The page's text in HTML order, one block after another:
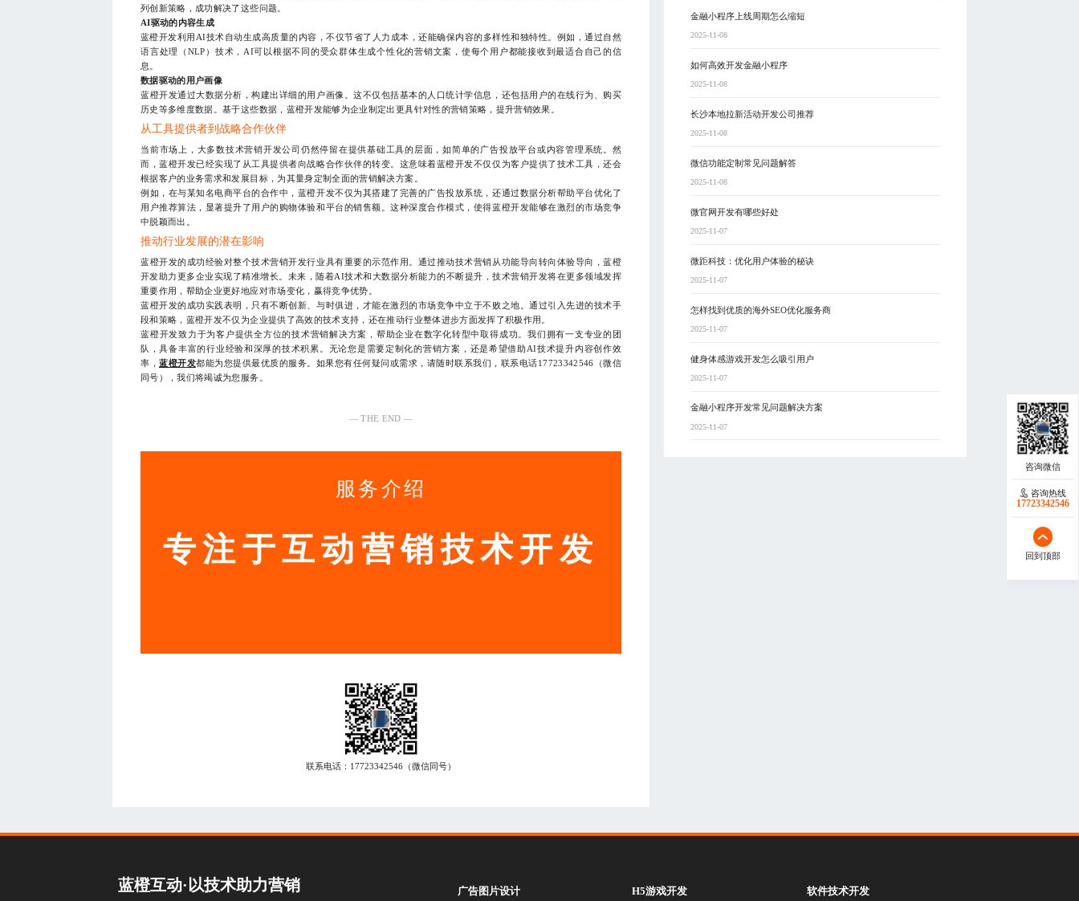
列创新策略，成功解决了这些问题。
AI驱动的内容生成
蓝橙开发利用AI技术自动生成高质量的内容，不仅节省了人力成本，还能确保内容的多样性和独特性。例如，通过自然
语言处理（NLP）技术，AI可以根据不同的受众群体生成个性化的营销文案，使每个用户都能接收到最适合自己的信
息。
数据驱动的用户画像
蓝橙开发通过大数据分析，构建出详细的用户画像。这不仅包括基本的人口统计学信息，还包括用户的在线行为、购买
历史等多维度数据。基于这些数据，蓝橙开发能够为企业制定出更具针对性的营销策略，提升营销效果。
从工具提供者到战略合作伙伴
当前市场上，大多数技术营销开发公司仍然停留在提供基础工具的层面，如简单的广告投放平台或内容管理系统。然
而，蓝橙开发已经实现了从工具提供者向战略合作伙伴的转变。这意味着蓝橙开发不仅仅为客户提供了技术工具，还会
根据客户的业务需求和发展目标，为其量身定制全面的营销解决方案。
例如，在与某知名电商平台的合作中，蓝橙开发不仅为其搭建了完善的广告投放系统，还通过数据分析帮助平台优化了
用户推荐算法，显著提升了用户的购物体验和平台的销售额。这种深度合作模式，使得蓝橙开发能够在激烈的市场竞争
中脱颖而出。
推动行业发展的潜在影响
蓝橙开发的成功经验对整个技术营销开发行业具有重要的示范作用。通过推动技术营销从功能导向转向体验导向，蓝橙
开发助力更多企业实现了精准增长。未来，随着AI技术和大数据分析能力的不断提升，技术营销开发将在更多领域发挥
重要作用，帮助企业更好地应对市场变化，赢得竞争优势。
蓝橙开发的成功实践表明，只有不断创新、与时俱进，才能在激烈的市场竞争中立于不败之地。通过引入先进的技术手
段和策略，蓝橙开发不仅为企业提供了高效的技术支持，还在推动行业整体进步方面发挥了积极作用。
蓝橙开发致力于为客户提供全方位的技术营销解决方案，帮助企业在数字化转型中取得成功。我们拥有一支专业的团
队，具备丰富的行业经验和深厚的技术积累。无论您是需要定制化的营销方案，还是希望借助AI技术提升内容创作效
率，蓝橙开发都能为您提供最优质的服务。如果您有任何疑问或需求，请随时联系我们，联系电话17723342546（微信
同号），我们将竭诚为您服务。
— THE END —
服务介绍
专注于互动营销技术开发
联系电话： 17723342546 （微信同号）
金融小程序上线周期怎么缩短
2025-11-08
如何高效开发金融小程序
2025-11-08
长沙本地拉新活动开发公司推荐
2025-11-08
微信功能定制常见问题解答
2025-11-08
微官网开发有哪些好处
2025-11-07
微距科技：优化用户体验的秘诀
2025-11-07
怎样找到优质的海外SEO优化服务商
2025-11-07
健身体感游戏开发怎么吸引用户
2025-11-07
金融小程序开发常见问题解决方案
2025-11-07
咨询热线
17723342546
回到顶部
蓝橙互动·以技术助力营销 广告图片设计 H5游戏开发 软件技术开发